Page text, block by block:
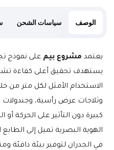
الوصف سياسات الشحن
يعتمد مشروع بيم
كبيرة دون التأثير على الحركة أو
في الجدران لتوفير بيئة دافئة